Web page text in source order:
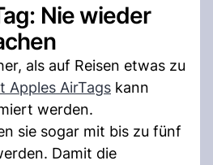
Nie wieder
als auf Reisen etwas zu
Apples AirTags kann
werden.
sie sogar mit bis zu fünf
Damit die